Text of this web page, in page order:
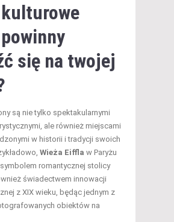
się na twojej
są nie tylko spektakularnymi
ale również miejscami
w historii i tradycji swoich
Wieża Eiffla w Paryżu
romantycznej stolicy
świadectwem innowacji
z XIX wieku, będąc jednym z
obiektów na